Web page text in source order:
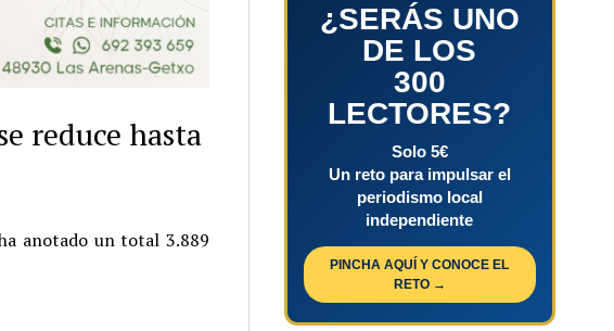
reduce hasta
anotado un total 3.889
¿SERÁS UNO
DE LOS
300
LECTORES?
Solo 5€
Un reto para impulsar el
periodismo local
independiente
PINCHA AQUÍ Y CONOCE EL
RETO →